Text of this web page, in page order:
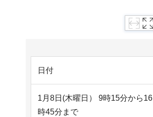
日付
1月8日(木曜日） 9時15分から16
時45分まで